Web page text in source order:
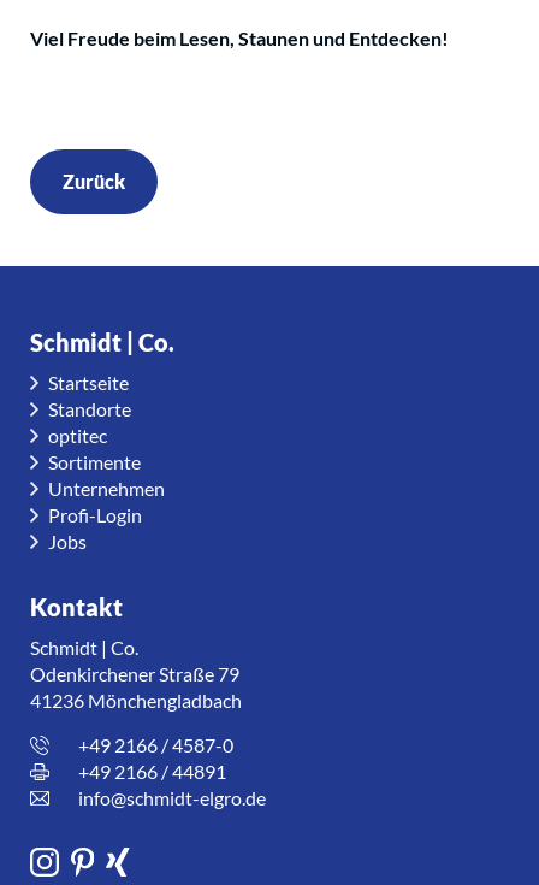
Viel Freude beim Lesen, Staunen und Entdecken!
Zurück
Schmidt | Co.
Startseite
Standorte
optitec
Sortimente
Unternehmen
Profi-Login
Jobs
Kontakt
Schmidt | Co.
Odenkirchener Straße 79
41236 Mönchengladbach
+49 2166 / 4587-0
+49 2166 / 44891
info@schmidt-elgro.de